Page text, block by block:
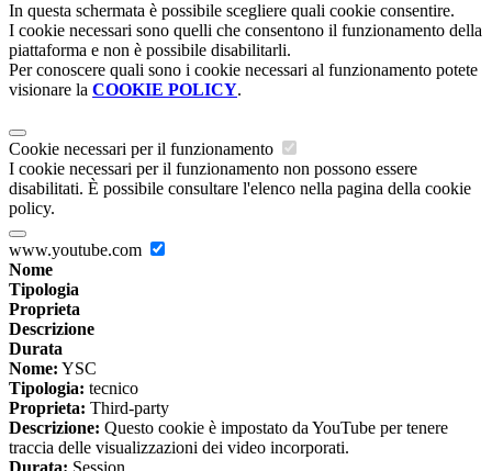
In questa schermata è possibile scegliere quali cookie consentire.
I cookie necessari sono quelli che consentono il funzionamento della
piattaforma e non è possibile disabilitarli.
Per conoscere quali sono i cookie necessari al funzionamento potete
visionare la COOKIE POLICY.
Cookie necessari per il funzionamento
I cookie necessari per il funzionamento non possono essere
disabilitati. È possibile consultare l'elenco nella pagina della cookie
policy.
www.youtube.com
Nome
Tipologia
Proprieta
Descrizione
Durata
Nome: YSC
Tipologia: tecnico
Proprieta: Third-party
Descrizione: Questo cookie è impostato da YouTube per tenere
traccia delle visualizzazioni dei video incorporati.
Durata: Session